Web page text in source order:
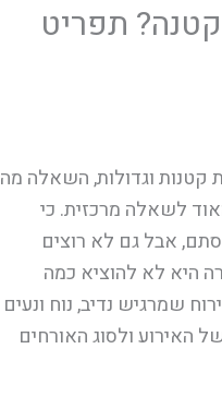
תפריט
קטנות וגדולות, השאלה מה
לשאלה מרכזית. כי
סתם, אבל גם לא רוצים
היא לא להוציא כמה
שמרגיש נדיב, נוח ונעים
ולסוג האורחים